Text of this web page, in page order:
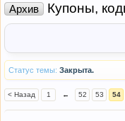
Архив Купоны,
Статус темы: Закрыта.
< Назад 1 ← 52 53 54